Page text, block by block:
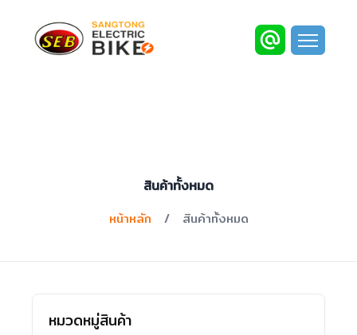
สินค้าทั้งหมด
หน้าหลัก / สินค้าทั้งหมด
หมวดหมู่สินค้า